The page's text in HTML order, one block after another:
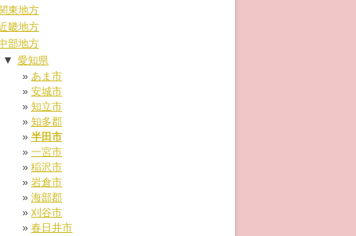
東地方
畿地方
部地方
▼ 愛知県
あま市
安城市
知立市
知多郡
半田市
一宮市
稲沢市
岩倉市
海部郡
刈谷市
春日井市